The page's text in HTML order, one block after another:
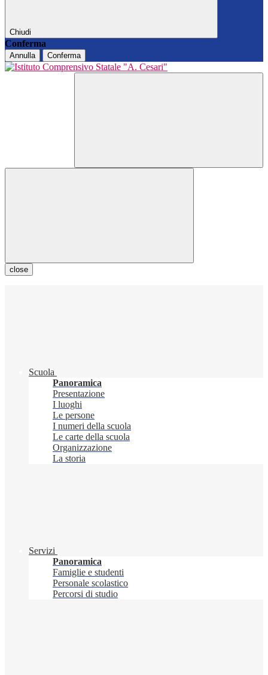
Chiudi
Conferma
Annulla Conferma
close
Scuola
Panoramica
Presentazione
I luoghi
Le persone
I numeri della scuola
Le carte della scuola
Organizzazione
La storia
Servizi
Panoramica
Famiglie e studenti
Personale scolastico
Percorsi di studio